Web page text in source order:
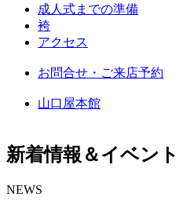
成人式までの準備
袴
アクセス
お問合せ・ご来店予約
山口屋本館
新着情報＆イベント
NEWS